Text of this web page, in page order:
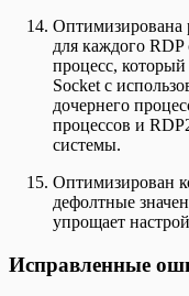
Оптимизирована
для каждого RDP
процесс,
Socket с
дочернего
процессов и
системы.
Оптимизирован
дефолтные
упрощает
Исправленные